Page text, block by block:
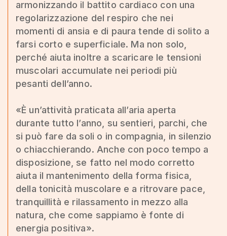
armonizzando il battito cardiaco con una
regolarizzazione del respiro che nei
momenti di ansia e di paura tende di solito a
farsi corto e superficiale. Ma non solo,
perché aiuta inoltre a scaricare le tensioni
muscolari accumulate nei periodi più
pesanti dell’anno.
«È un’attività praticata all’aria aperta
durante tutto l’anno, su sentieri, parchi, che
si può fare da soli o in compagnia, in silenzio
o chiacchierando. Anche con poco tempo a
disposizione, se fatto nel modo corretto
aiuta il mantenimento della forma fisica,
della tonicità muscolare e a ritrovare pace,
tranquillità e rilassamento in mezzo alla
natura, che come sappiamo è fonte di
energia positiva».